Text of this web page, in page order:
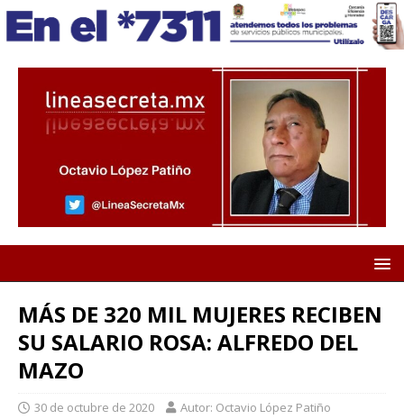
MÁS DE 320 MIL MUJERES RECIBEN
SU SALARIO ROSA: ALFREDO DEL
MAZO
30 de octubre de 2020 Autor: Octavio López Patiño